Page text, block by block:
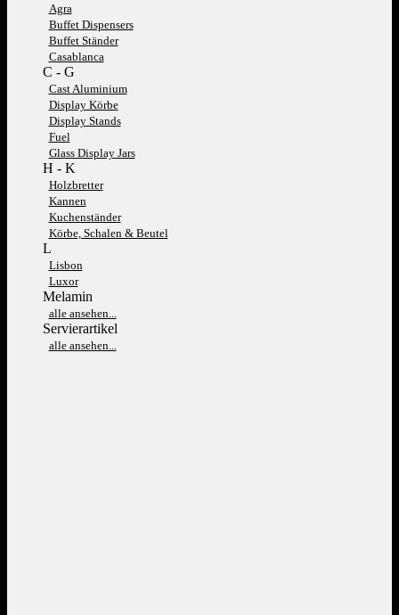
Agra
Buffet Dispensers
Buffet Ständer
Casablanca
C - G
Cast Aluminium
Display Körbe
Display Stands
Fuel
Glass Display Jars
H - K
Holzbretter
Kannen
Kuchenständer
Körbe, Schalen & Beutel
L
Lisbon
Luxor
Melamin
alle ansehen...
Servierartikel
alle ansehen...